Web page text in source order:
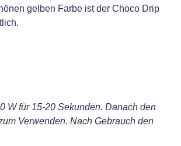
gelben Farbe ist der Choco Drip
W für 15-20 Sekunden. Danach den
Verwenden. Nach Gebrauch den